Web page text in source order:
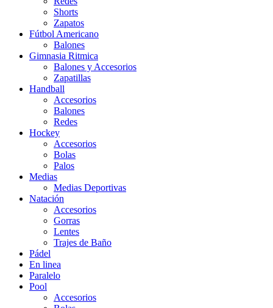
Shorts
Zapatos
Fútbol Americano
Balones
Gimnasia Ritmica
Balones y Accesorios
Zapatillas
Handball
Accesorios
Balones
Redes
Hockey
Accesorios
Bolas
Palos
Medias
Medias Deportivas
Natación
Accesorios
Gorras
Lentes
Trajes de Baño
Pádel
En linea
Paralelo
Pool
Accesorios